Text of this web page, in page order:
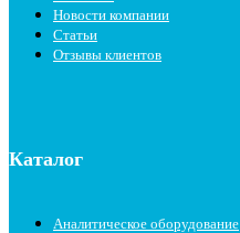
Новости компании
Статьи
Отзывы клиентов
Каталог
Аналитическое оборудование